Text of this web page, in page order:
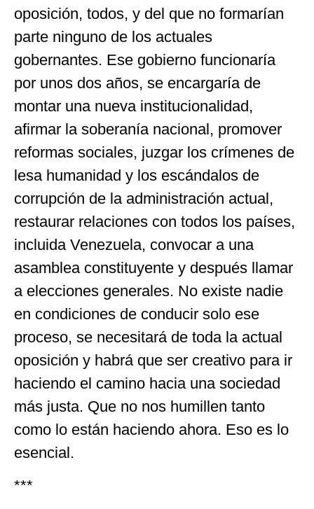
oposición, todos, y del que no formarían
parte ninguno de los actuales
gobernantes. Ese gobierno funcionaría
por unos dos años, se encargaría de
montar una nueva institucionalidad,
afirmar la soberanía nacional, promover
reformas sociales, juzgar los crímenes de
lesa humanidad y los escándalos de
corrupción de la administración actual,
restaurar relaciones con todos los países,
incluida Venezuela, convocar a una
asamblea constituyente y después llamar
a elecciones generales. No existe nadie
en condiciones de conducir solo ese
proceso, se necesitará de toda la actual
oposición y habrá que ser creativo para ir
haciendo el camino hacia una sociedad
más justa. Que no nos humillen tanto
como lo están haciendo ahora. Eso es lo
esencial.
***